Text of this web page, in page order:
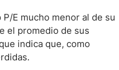
E mucho menor al de su
el promedio de sus
indica que, como